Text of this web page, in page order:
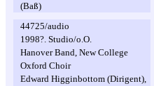
(Baß)
44725/audio
1998?. Studio/o.O.
Hanover Band, New College
Oxford Choir
Edward Higginbottom (Dirigent),